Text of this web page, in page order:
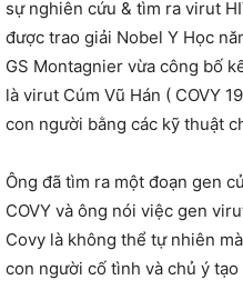
sự nghiên cứu & tìm ra virut
được trao giải Nobel Y Học
GS Montagnier vừa công bố
là virut Cúm Vũ Hán ( COVY
con người bằng các kỹ thuật
Ông đã tìm ra một đoạn gen
COVY và ông nói việc gen
Covy là không thể tự nhiên
con người cố tình và chủ ý tạo